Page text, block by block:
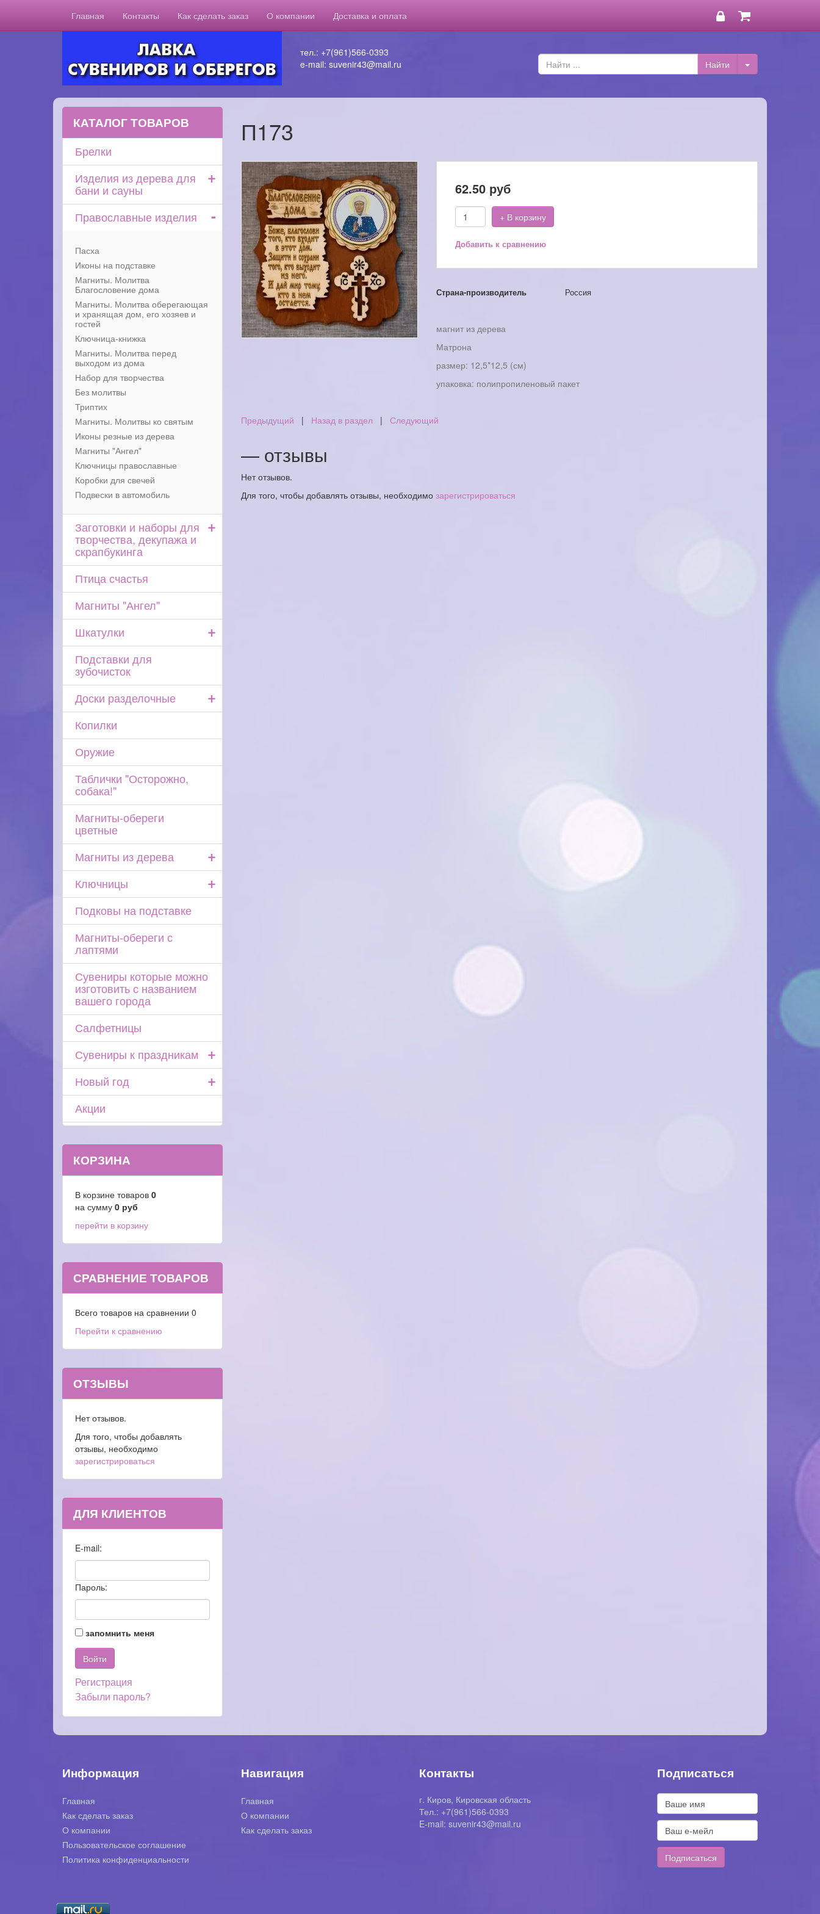
Главная Контакты Как сделать заказ О компании Доставка и оплата
тел.: +7(961)566-0393
e-mail: suvenir43@mail.ru
П173
62.50руб
+ В корзину
Добавить к сравнению
Страна-производитель Россия
магнит из дерева
Матрона
размер: 12,5*12,5 (см)
упаковка: полипропиленовый пакет
Предыдущий | Назад в раздел | Следующий
— отзывы
Нет отзывов.
Для того, чтобы добавлять отзывы, необходимо зарегистрироваться
КАТАЛОГ ТОВАРОВ
Брелки
+
Изделия из дерева для
бани и сауны
-
Православные изделия
Пасха
Иконы на подставке
Магниты. Молитва
Благословение дома
Магниты. Молитва оберегающая
и хранящая дом, его хозяев и
гостей
Ключница-книжка
Магниты. Молитва перед
выходом из дома
Набор для творчества
Без молитвы
Триптих
Магниты. Молитвы ко святым
Иконы резные из дерева
Магниты "Ангел"
Ключницы православные
Коробки для свечей
Подвески в автомобиль
+
Заготовки и наборы для
творчества, декупажа и
скрапбукинга
Птица счастья
Магниты "Ангел"
+
Шкатулки
Подставки для
зубочисток
+
Доски разделочные
Копилки
Оружие
Таблички "Осторожно,
собака!"
Магниты-обереги
цветные
+
Магниты из дерева
+
Ключницы
Подковы на подставке
Магниты-обереги с
лаптями
Сувениры которые можно
изготовить с названием
вашего города
Салфетницы
+
Сувениры к праздникам
+
Новый год
Акции
КОРЗИНА
В корзине товаров 0
на сумму 0 руб
перейти в корзину
СРАВНЕНИЕ ТОВАРОВ
Всего товаров на сравнении 0
Перейти к сравнению
ОТЗЫВЫ
Нет отзывов.
Для того, чтобы добавлять
отзывы, необходимо
зарегистрироваться
ДЛЯ КЛИЕНТОВ
E-mail:
Пароль:
запомнить меня
Регистрация
Забыли пароль?
Информация
Главная
Как сделать заказ
О компании
Пользовательское соглашение
Политика конфиденциальности
Навигация
Главная
О компании
Как сделать заказ
Контакты
г. Киров, Кировская область
Тел.: +7(961)566-0393
E-mail: suvenir43@mail.ru
Подписаться